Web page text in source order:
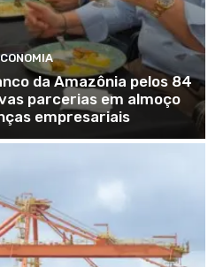
da Amazônia pelos 84
parcerias em almoço
empresariais